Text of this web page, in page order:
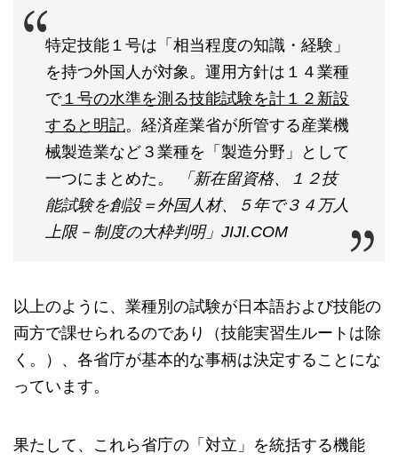
特定技能１号は「相当程度の知識・経験」
を持つ外国人が対象。運用方針は１４業種
で１号の水準を測る技能試験を計１２新設
すると明記。経済産業省が所管する産業機
械製造業など３業種を「製造分野」として
一つにまとめた。
「新在留資格、１２技
能試験を創設＝外国人材、５年で３４万人
上限－制度の大枠判明」JIJI.COM
以上のように、業種別の試験が日本語および技能の
両方で課せられるのであり（技能実習生ルートは除
く。）、各省庁が基本的な事柄は決定することにな
っています。
果たして、これら省庁の「対立」を統括する機能